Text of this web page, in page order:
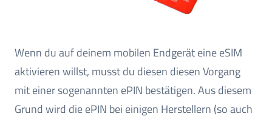
Wenn du auf deinem mobilen Endgerät eine eSIM
aktivieren willst, musst du diesen diesen Vorgang
mit einer sogenannten ePIN bestätigen. Aus diesem
Grund wird die ePIN bei einigen Herstellern (so auch